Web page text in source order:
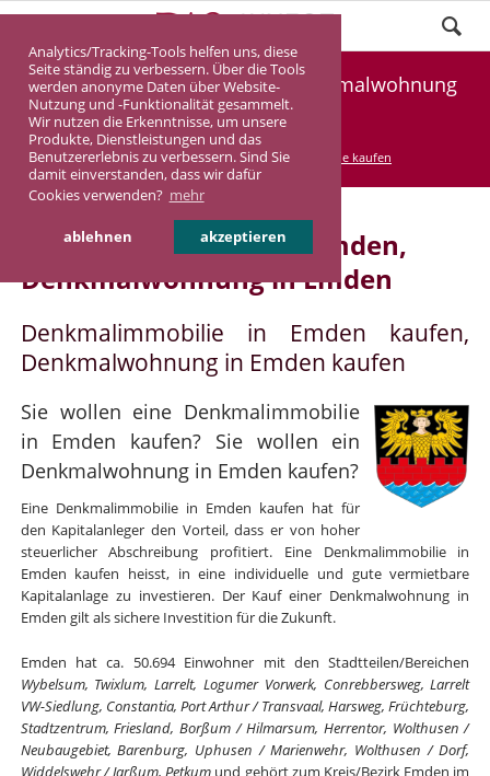
Analytics/Tracking-Tools helfen uns, diese
Seite ständig zu verbessern. Über die Tools
werden anonyme Daten über Website-
Nutzung und -Funktionalität gesammelt.
Wir nutzen die Erkenntnisse, um unsere
Produkte, Dienstleistungen und das
Benutzererlebnis zu verbessern. Sind Sie
damit einverstanden, dass wir dafür
Cookies verwenden? mehr
ablehnen akzeptieren
Denkmalimmobilie Emden, Denkmalwohnung
Emden
DASINVEST Service Denkmalimmobilie kaufen
Denkmalimmobilie in Emden,
Denkmalwohnung in Emden
Denkmalimmobilie in Emden kaufen,
Denkmalwohnung in Emden kaufen
Sie wollen eine Denkmalimmobilie
in Emden kaufen? Sie wollen ein
Denkmalwohnung in Emden kaufen?
Eine Denkmalimmobilie in Emden kaufen hat für
den Kapitalanleger den Vorteil, dass er von hoher
steuerlicher Abschreibung profitiert. Eine Denkmalimmobilie in
Emden kaufen heisst, in eine individuelle und gute vermietbare
Kapitalanlage zu investieren. Der Kauf einer Denkmalwohnung in
Emden gilt als sichere Investition für die Zukunft.
Emden hat ca. 50.694 Einwohner mit den Stadtteilen/Bereichen
Wybelsum, Twixlum, Larrelt, Logumer Vorwerk, Conrebbersweg, Larrelt
VW-Siedlung, Constantia, Port Arthur / Transvaal, Harsweg, Früchteburg,
Stadtzentrum, Friesland, Borßum / Hilmarsum, Herrentor, Wolthusen /
Neubaugebiet, Barenburg, Uphusen / Marienwehr, Wolthusen / Dorf,
Widdelswehr / Jarßum, Petkum und gehört zum Kreis/Bezirk Emden im